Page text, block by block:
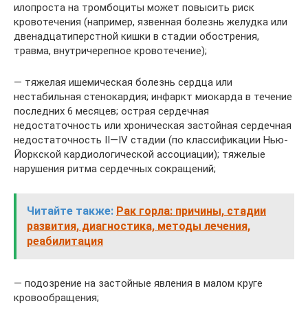
илопроста на тромбоциты может повысить риск
кровотечения (например, язвенная болезнь желудка или
двенадцатиперстной кишки в стадии обострения,
травма, внутричерепное кровотечение);
— тяжелая ишемическая болезнь сердца или
нестабильная стенокардия; инфаркт миокарда в течение
последних 6 месяцев; острая сердечная
недостаточность или хроническая застойная сердечная
недостаточность II—IV стадии (по классификации Нью-
Йоркской кардиологической ассоциации); тяжелые
нарушения ритма сердечных сокращений;
Читайте также: Рак горла: причины, стадии
развития, диагностика, методы лечения,
реабилитация
— подозрение на застойные явления в малом круге
кровообращения;